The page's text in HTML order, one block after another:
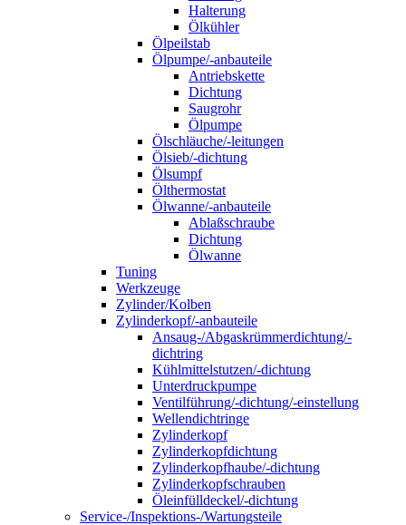
Halterung
Ölkühler
Ölpeilstab
Ölpumpe/-anbauteile
Antriebskette
Dichtung
Saugrohr
Ölpumpe
Ölschläuche/-leitungen
Ölsieb/-dichtung
Ölsumpf
Ölthermostat
Ölwanne/-anbauteile
Ablaßschraube
Dichtung
Ölwanne
Tuning
Werkzeuge
Zylinder/Kolben
Zylinderkopf/-anbauteile
Ansaug-/Abgaskrümmerdichtung/-
dichtring
Kühlmittelstutzen/-dichtung
Unterdruckpumpe
Ventilführung/-dichtung/-einstellung
Wellendichtringe
Zylinderkopf
Zylinderkopfdichtung
Zylinderkopfhaube/-dichtung
Zylinderkopfschrauben
Öleinfülldeckel/-dichtung
Service-/Inspektions-/Wartungsteile